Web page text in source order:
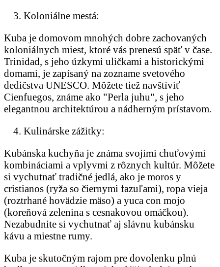
Koloniálne mestá:
Kuba je domovom mnohých dobre zachovaných
koloniálnych miest, ktoré vás prenesú späť v čase.
Trinidad, s jeho úzkymi uličkami a historickými
domami, je zapísaný na zozname svetového
dedičstva UNESCO. Môžete tiež navštíviť
Cienfuegos, známe ako "Perla juhu", s jeho
elegantnou architektúrou a nádherným prístavom.
Kulinárske zážitky:
Kubánska kuchyňa je známa svojimi chuťovými
kombináciami a vplyvmi z rôznych kultúr. Môžete
si vychutnať tradičné jedlá, ako je moros y
cristianos (ryža so čiernymi fazuľami), ropa vieja
(roztrhané hovädzie mäso) a yuca con mojo
(koreňová zelenina s cesnakovou omáčkou).
Nezabudnite si vychutnať aj slávnu kubánsku
kávu a miestne rumy.
Kuba je skutočným rajom pre dovolenku plnú